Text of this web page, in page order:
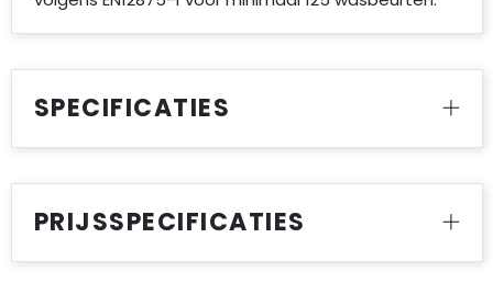
SPECIFICATIES
PRIJSSPECIFICATIES